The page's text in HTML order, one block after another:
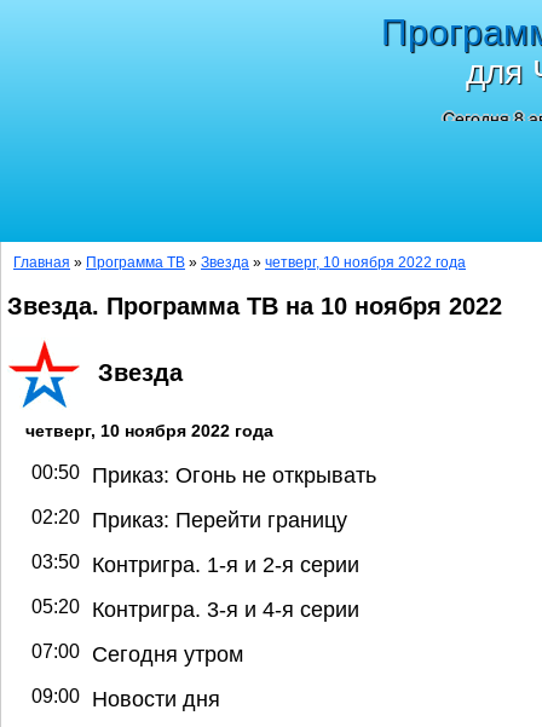
для
Сегодня 8
Главная » Программа ТВ » Звезда » четверг, 10 ноября 2022 года
Звезда. Программа ТВ на 10 ноября 2022
Звезда
четверг, 10 ноября 2022 года
00:50 Приказ: Огонь не открывать
02:20 Приказ: Перейти границу
03:50 Контригра. 1-я и 2-я серии
05:20 Контригра. 3-я и 4-я серии
07:00 Сегодня утром
09:00 Новости дня